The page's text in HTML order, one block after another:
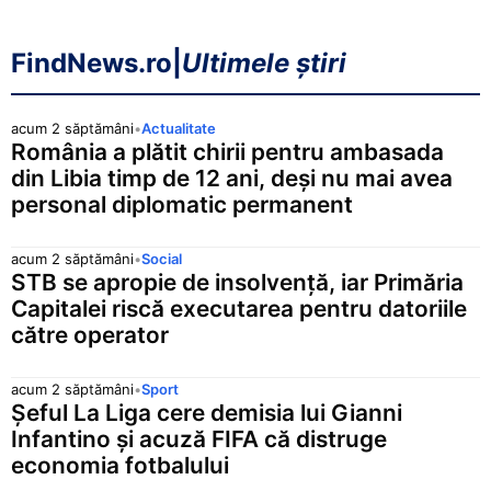
FindNews.ro Ultimele știri
acum 2 săptămâni•Actualitate
România a plătit chirii pentru ambasada
din Libia timp de 12 ani, deși nu mai avea
personal diplomatic permanent
acum 2 săptămâni•Social
STB se apropie de insolvență, iar Primăria
Capitalei riscă executarea pentru datoriile
către operator
acum 2 săptămâni•Sport
Șeful La Liga cere demisia lui Gianni
Infantino și acuză FIFA că distruge
economia fotbalului